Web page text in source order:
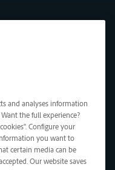
and analyses information
the full experience?
Configure your
you want to
certain media can be
Our website saves